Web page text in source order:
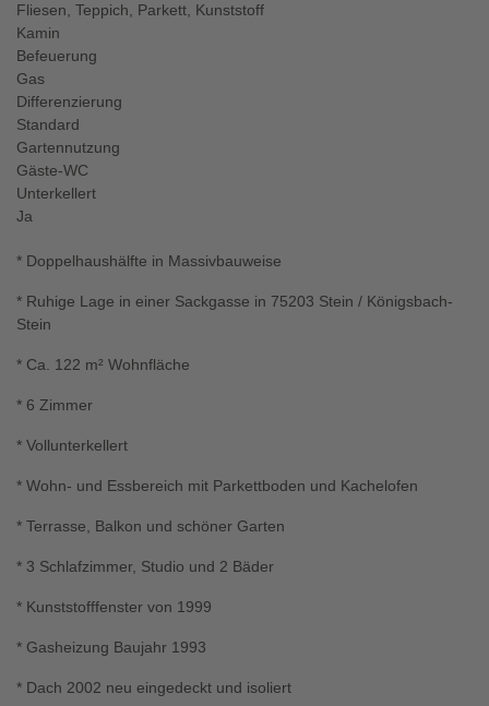
Fliesen, Teppich, Parkett, Kunststoff
Kamin
Befeuerung
Gas
Differenzierung
Standard
Gartennutzung
Gäste-WC
Unterkellert
Ja
* Doppelhaushälfte in Massivbauweise
* Ruhige Lage in einer Sackgasse in 75203 Stein / Königsbach-
Stein
* Ca. 122 m² Wohnfläche
* 6 Zimmer
* Vollunterkellert
* Wohn- und Essbereich mit Parkettboden und Kachelofen
* Terrasse, Balkon und schöner Garten
* 3 Schlafzimmer, Studio und 2 Bäder
* Kunststofffenster von 1999
* Gasheizung Baujahr 1993
* Dach 2002 neu eingedeckt und isoliert